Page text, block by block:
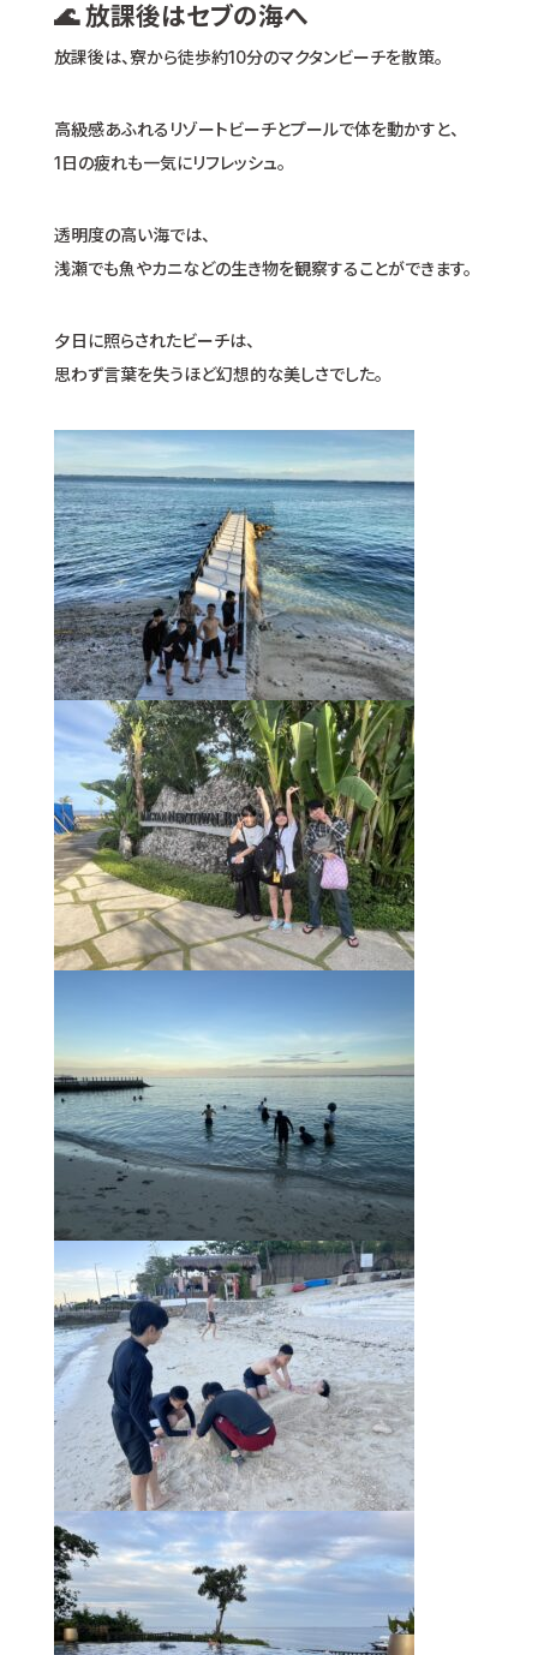
🌊 放課後はセブの海へ
放課後は、寮から徒歩約10分のマクタンビーチを散策。
高級感あふれるリゾートビーチとプールで体を動かすと、
1日の疲れも一気にリフレッシュ。
透明度の高い海では、
浅瀬でも魚やカニなどの生き物を観察することができます。
夕日に照らされたビーチは、
思わず言葉を失うほど幻想的な美しさでした。